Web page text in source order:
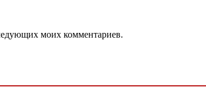
моих комментариев.